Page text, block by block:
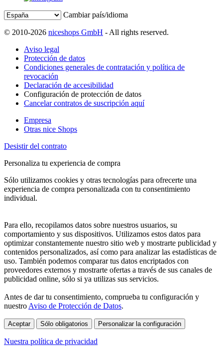
Cambiar país/idioma
© 2010-2026 niceshops GmbH - All rights reserved.
Aviso legal
Protección de datos
Condiciones generales de contratación y política de
revocación
Declaración de accesibilidad
Configuración de protección de datos
Cancelar contratos de suscripción aquí
Empresa
Otras nice Shops
Desistir del contrato
Personaliza tu experiencia de compra
Sólo utilizamos cookies y otras tecnologías para ofrecerte una
experiencia de compra personalizada con tu consentimiento
individual.
Para ello, recopilamos datos sobre nuestros usuarios, su
comportamiento y sus dispositivos. Utilizamos estos datos para
optimizar constantemente nuestro sitio web y mostrarte publicidad y
contenidos personalizados, así como para analizar las estadísticas de
uso. También podemos comparar tus datos encriptados con
proveedores externos y mostrarte ofertas a través de sus canales de
publicidad online, sólo si ya utilizas sus servicios.
Antes de dar tu consentimiento, comprueba tu configuración y
nuestro Aviso de Protección de Datos.
Aceptar Sólo obligatorios Personalizar la configuración
Nuestra política de privacidad